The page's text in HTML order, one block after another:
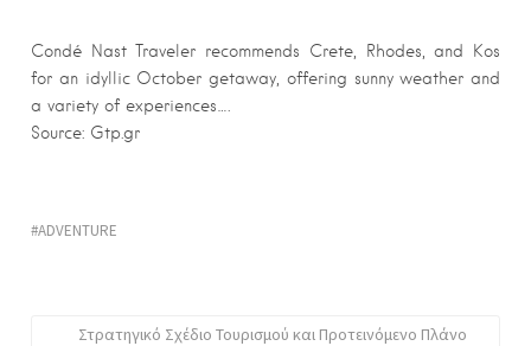
Condé Nast Traveler recommends Crete, Rhodes, and Kos
for an idyllic October getaway, offering sunny weather and
a variety of experiences….
Source: Gtp.gr
ADVENTURE
Στρατηγικό Σχέδιο Τουρισμού και Προτεινόμενο Πλάνο